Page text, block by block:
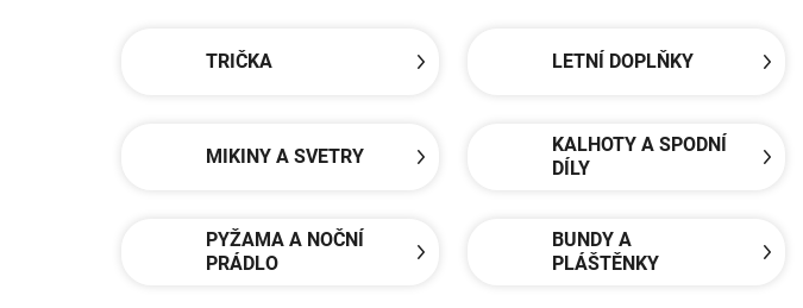
TRIČKA LETNÍ DOPLŇKY
MIKINY A SVETRY
KALHOTY A SPODNÍ
DÍLY
PYŽAMA A NOČNÍ
PRÁDLO
BUNDY A
PLÁŠTĚNKY